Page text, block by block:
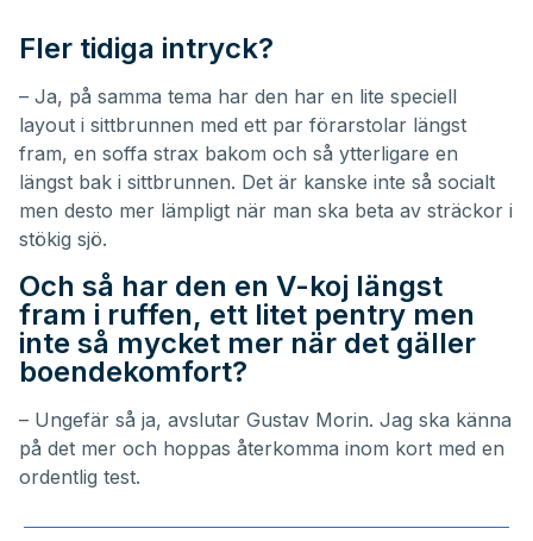
Fler tidiga intryck?
– Ja, på samma tema har den har en lite speciell
layout i sittbrunnen med ett par förarstolar längst
fram, en soffa strax bakom och så ytterligare en
längst bak i sittbrunnen. Det är kanske inte så socialt
men desto mer lämpligt när man ska beta av sträckor i
stökig sjö.
Och så har den en V-koj längst
fram i ruffen, ett litet pentry men
inte så mycket mer när det gäller
boendekomfort?
– Ungefär så ja, avslutar Gustav Morin. Jag ska känna
på det mer och hoppas återkomma inom kort med en
ordentlig test.